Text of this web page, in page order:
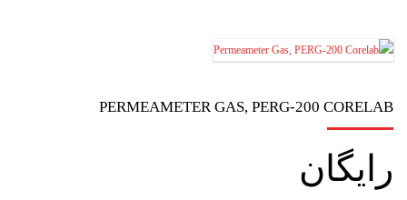
PERMEAMETER GAS, PERG-200 CORELAB
رایگان